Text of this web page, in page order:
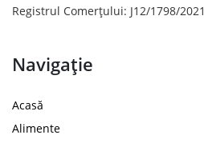
Registrul Comerțului: J12/1798/2021
Navigație
Acasă
Alimente